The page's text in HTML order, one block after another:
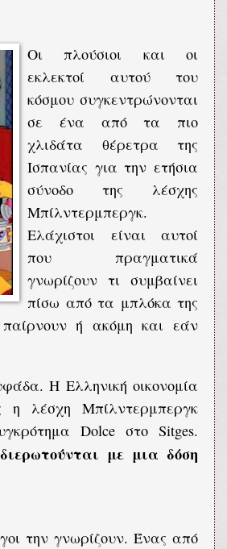
Οι πλούσιοι και οι
εκλεκτοί αυτού του
κόσμου συγκεντρώνονται
σε ένα από τα πιο
χλιδάτα θέρετρα της
Ισπανίας για την ετήσια
σύνοδο της λέσχης
Μπίλντερμπεργκ.
Ελάχιστοι είναι αυτοί
που πραγματικά
γνωρίζουν τι συμβαίνει
πίσω από τα μπλόκα της
παίρνουν ή ακόμη και εάν
Η Ελληνική οικονομία
η λέσχη Μπίλντερμπεργκ
Dolce στο Sitges.
με μια δόση
την γνωρίζουν. Ένας από